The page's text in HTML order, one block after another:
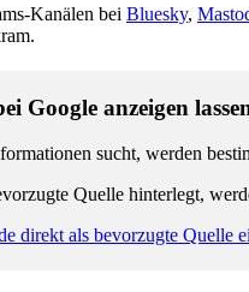
Kanälen bei Bluesky,
Google anzeigen
sucht, werden
Quelle hinterlegt,
direkt als bevorzugte Quelle